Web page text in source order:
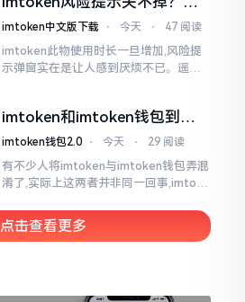
莫要惊慌,暂且别急着去砸手机。
手教你几招
imtoken中文版下载 ⋅ 今天 ⋅ 47 阅读
imtoken此物使用时长一旦增加,风险提
示弹窗实在是让人感到厌烦不已。遥想
人心里慌慌张张的。
imtoken和imtoken钱包到底
啥区别 一文说清楚
imtoken钱包2.0 ⋅ 今天 ⋅ 29 阅读
有不少人将imtoken与imtoken钱包弄混
淆了,实际上这两者并非同一回事,imtoke
由该公司所推出的产品
点击查看更多